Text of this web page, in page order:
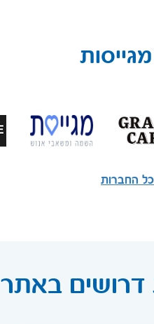
החברות
דרושים באתר